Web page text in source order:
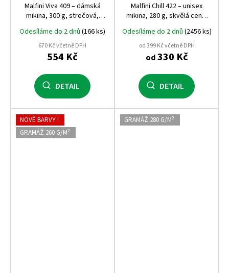
Malfini Viva 409 – dámská
mikina, 300 g, strečová,
mezi dámskými mikinami
Malfini
Odesíláme do 2 dnů (166 ks)
670 Kč včetně DPH
554 Kč
DETAIL
Malfini Chill 422 – unisex
mikina, 280 g, skvělá cena,
na volnočasové nošení i
maturitní potisk
Odesíláme do 2 dnů (2456 ks)
od 399 Kč včetně DPH
od330 Kč
DETAIL
NOVÉ BARVY !
GRAMÁŽ 260 G/M²
GRAMÁŽ 280 G/M²